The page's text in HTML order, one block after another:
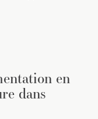
en
dans